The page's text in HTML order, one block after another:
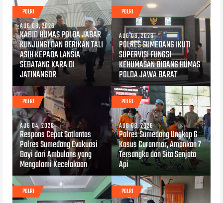
POLRI
AUG 06, 2026
KABID HUMAS POLDA JABAR
KUNJUNGI DAN BERIKAN TALI
ASIH KEPADA LANSIA
SEBATANG KARA DI
JATINANGOR
POLRI
AUG 06, 2026
POLRES SUMEDANG IKUTI
SUPERVISI FUNGSI
KEHUMASAN BIDANG HUMAS
POLDA JAWA BARAT
POLRI
AUG 04, 2026
Respons Cepat Satlantas
Polres Sumedang Evakuasi
Bayi dari Ambulans yang
Mengalami Kecelakaan
POLRI
AUG 03, 2026
Polres Sumedang Ungkap 6
Kasus Curanmor, Amankan 7
Tersangka dan Sita Senjata
Api
POLRI POLRI